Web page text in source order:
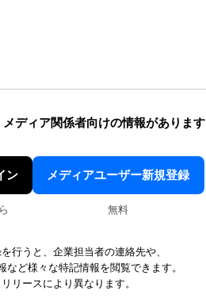
メディア関係者向けの情報があります
ン メディアユーザー新規登録
無料
行うと、企業担当者の連絡先や、
など様々な特記情報を閲覧できます。
リースにより異なります。